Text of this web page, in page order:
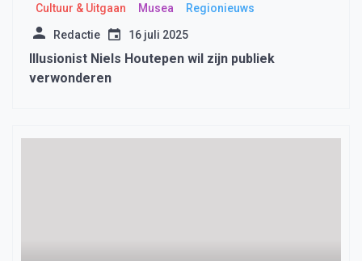
Cultuur & Uitgaan Musea Regionieuws
Redactie 16 juli 2025
Illusionist Niels Houtepen wil zijn publiek
verwonderen